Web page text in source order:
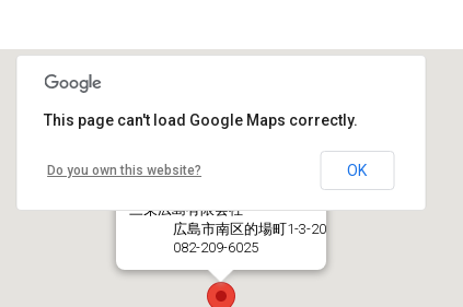
三栄広島有限会社
広島市南区的場町1-3-20
082-209-6025
This page can't load Google Maps correctly.
Do you own this website? OK